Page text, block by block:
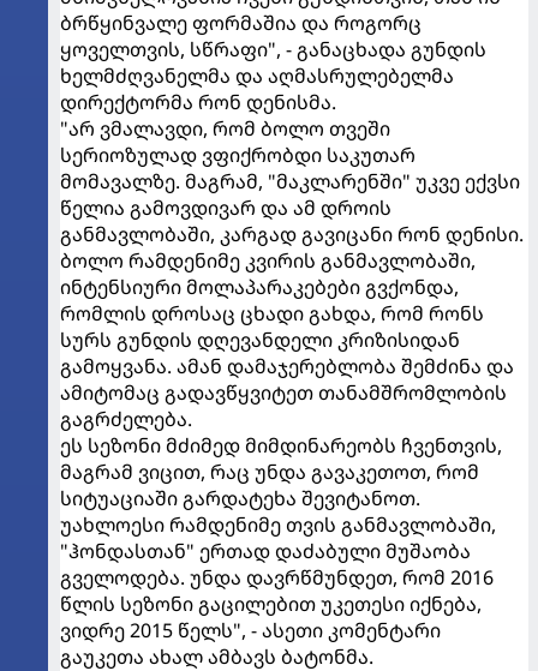
ბრწყინვალე ფორმაშია და როგორც
ყოველთვის, სწრაფი", - განაცხადა გუნდის
ხელმძღვანელმა და აღმასრულებელმა
დირექტორმა რონ დენისმა.
"არ ვმალავდი, რომ ბოლო თვეში
სერიოზულად ვფიქრობდი საკუთარ
მომავალზე. მაგრამ, "მაკლარენში" უკვე ექვსი
წელია გამოვდივარ და ამ დროის
განმავლობაში, კარგად გავიცანი რონ დენისი.
ბოლო რამდენიმე კვირის განმავლობაში,
ინტენსიური მოლაპარაკებები გვქონდა,
რომლის დროსაც ცხადი გახდა, რომ რონს
სურს გუნდის დღევანდელი კრიზისიდან
გამოყვანა. ამან დამაჯერებლობა შემძინა და
ამიტომაც გადავწყვიტეთ თანამშრომლობის
გაგრძელება.
ეს სეზონი მძიმედ მიმდინარეობს ჩვენთვის,
მაგრამ ვიცით, რაც უნდა გავაკეთოთ, რომ
სიტუაციაში გარდატეხა შევიტანოთ.
უახლოესი რამდენიმე თვის განმავლობაში,
"ჰონდასთან" ერთად დაძაბული მუშაობა
გველოდება. უნდა დავრწმუნდეთ, რომ 2016
წლის სეზონი გაცილებით უკეთესი იქნება,
ვიდრე 2015 წელს", - ასეთი კომენტარი
გაუკეთა ახალ ამბავს ბატონმა.